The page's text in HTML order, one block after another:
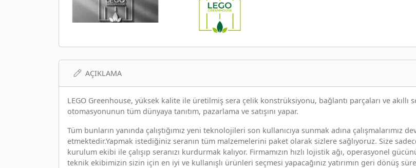
AÇIKLAMA
LEGO Greenhouse, yüksek kalite ile üretilmiş sera çelik konstrüksiyonu, bağlantı parçaları ve akıllı
otomasyonunun tüm dünyaya tanıtım, pazarlama ve satışını yapar.
Tüm bunların yanında çalıştığımız yeni teknolojileri son kullanıcıya sunmak adına çalışmalarımız
etmektedir.Yapmak istediğiniz seranın tüm malzemelerini paket olarak sizlere sağlıyoruz. Size
kurulum ekibi ile çalışıp seranızı kurdurmak kalıyor. Firmamızın hızlı lojistik ağı, operasyonel
teknik ekibimizin sizin için en iyi ve kullanışlı ürünleri seçmesi yapacağınız yatırımın geri dönüş